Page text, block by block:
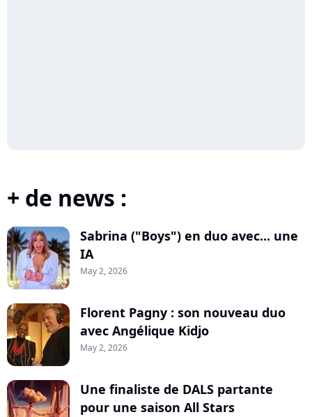
+ de news :
Sabrina ("Boys") en duo avec... une
IA
May 2, 2026
Florent Pagny : son nouveau duo
avec Angélique Kidjo
May 2, 2026
Une finaliste de DALS partante
pour une saison All Stars